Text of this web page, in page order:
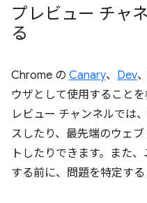
プレビュー チャ
る
Chrome の Canary、 Dev、
ウザとして使用すること
レビュー チャンネルでは
スしたり、最先端のウェ
トしたりできます。また
する前に、問題を特定する